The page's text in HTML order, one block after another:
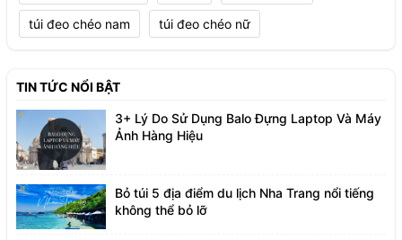
túi đeo chéo nam túi đeo chéo nữ
TIN TỨC NỔI BẬT
3+ Lý Do Sử Dụng Balo Đựng Laptop Và Máy
Ảnh Hàng Hiệu
Bỏ túi 5 địa điểm du lịch Nha Trang nổi tiếng
không thể bỏ lỡ